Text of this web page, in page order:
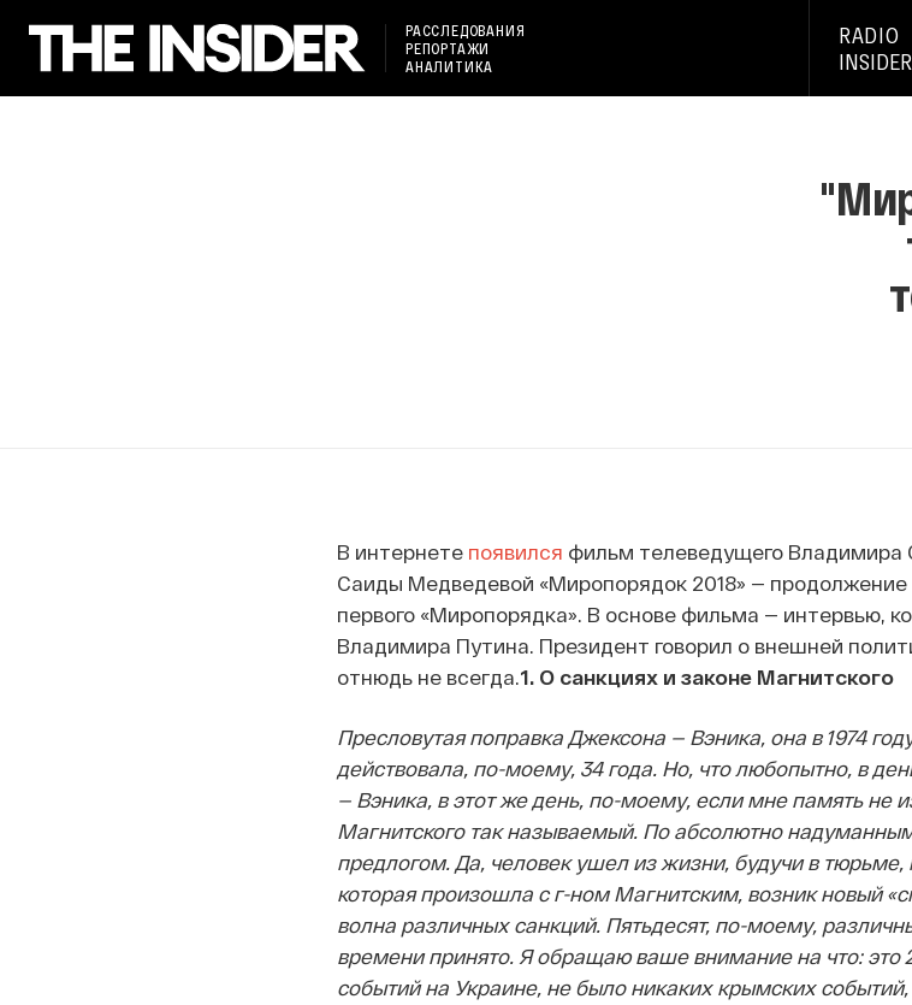
РАССЛЕДОВАНИЯ
РЕПОРТАЖИ
АНАЛИТИКА
RADIO
INSIDER
В интернете появился фильм телеведущего Владимира
Саиды Медведевой «Миропорядок 2018» — продолжение
первого «Миропорядка». В основе фильма — интервью,
Владимира Путина. Президент говорил о внешней
отнюдь не всегда.1. О санкциях и законе Магнитского
Пресловутая поправка Джексона — Вэника, она в 1974
действовала, по-моему, 34 года. Но, что любопытно, в
— Вэника, в этот же день, по-моему, если мне память не
Магнитского так называемый. По абсолютно
предлогом. Да, человек ушел из жизни, будучи в тюрьме,
которая произошла с г-ном Магнитским, возник новый
волна различных санкций. Пятьдесят, по-моему,
времени принято. Я обращаю ваше внимание на что: это
событий на Украине, не было никаких крымских